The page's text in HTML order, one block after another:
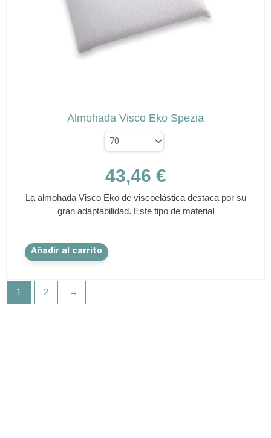
pueden
elegir
en
Almohada Visco Eko Spezia
43,46 €
La almohada Visco Eko de viscoelástica destaca por su
gran adaptabilidad. Este tipo de material
Añadir al carrito
Este
producto
1 2 →